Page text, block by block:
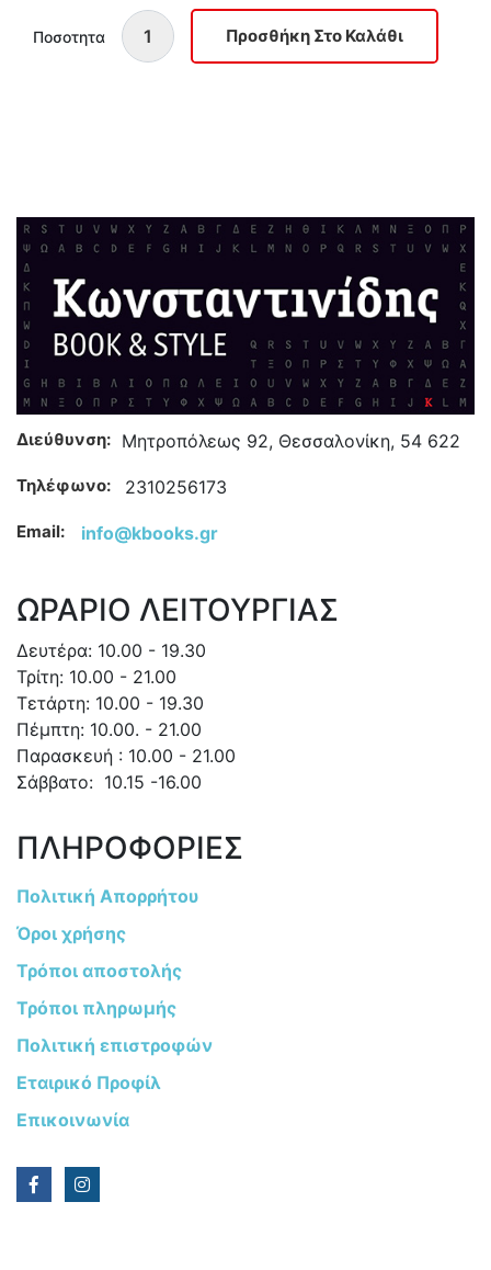
Ποσοτητα
Διεύθυνση: Μητροπόλεως 92, Θεσσαλονίκη, 54 622
Τηλέφωνο: 2310256173
Email: info@kbooks.gr
ΩΡΑΡΙΟ ΛΕΙΤΟΥΡΓΙΑΣ
Δευτέρα: 10.00 - 19.30
Τρίτη: 10.00 - 21.00
Τετάρτη: 10.00 - 19.30
Πέμπτη: 10.00. - 21.00
Παρασκευή : 10.00 - 21.00
Σάββατο: 10.15 -16.00
ΠΛΗΡΟΦΟΡΙΕΣ
Πολιτική Απορρήτου
Όροι χρήσης
Τρόποι αποστολής
Τρόποι πληρωμής
Πολιτική επιστροφών
Εταιρικό Προφίλ
Επικοινωνία